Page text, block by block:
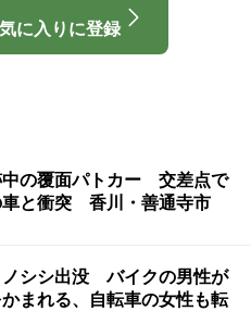
に入りに登録
中の覆面パトカー 交差点で
車と衝突 香川・善通寺市
ノシシ出没 バイクの男性が
まれる、自転車の女性も転